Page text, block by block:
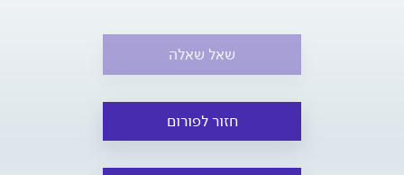
שאל שאלה
חזור לפורום